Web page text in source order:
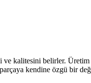
ve kalitesini belirler.
kendine özgü bir